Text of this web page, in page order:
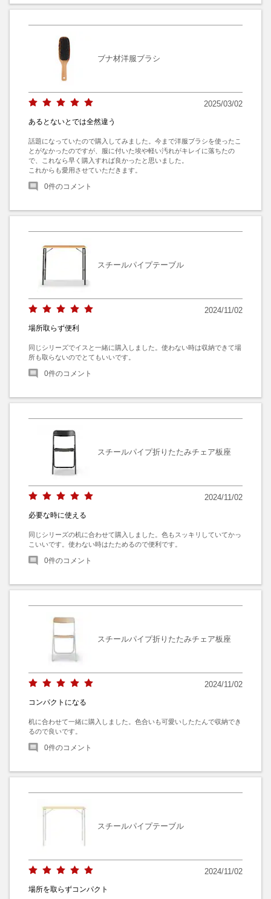
ブナ材洋服ブラシ
2025/03/02
あるとないとでは全然違う
話題になっていたので購入してみました。今まで洋服ブラシを使ったこ
とがなかったのですが、服に付いた埃や軽い汚れがキレイに落ちたの
で、これなら早く購入すれば良かったと思いました。
これからも愛用させていただきます。
0件のコメント
スチールパイプテーブル
2024/11/02
場所取らず便利
同じシリーズでイスと一緒に購入しました。使わない時は収納できて場
所も取らないのでとてもいいです。
0件のコメント
スチールパイプ折りたたみチェア板座
2024/11/02
必要な時に使える
同じシリーズの机に合わせて購入しました。色もスッキリしていてかっ
こいいです。使わない時はたためるので便利です。
0件のコメント
スチールパイプ折りたたみチェア板座
2024/11/02
コンパクトになる
机に合わせて一緒に購入しました。色合いも可愛いしたたんで収納でき
るので良いです。
0件のコメント
スチールパイプテーブル
2024/11/02
場所を取らずコンパクト